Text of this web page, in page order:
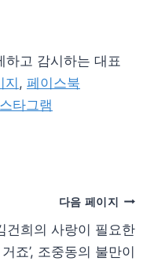
하고 감시하는 대표
지 , 페이스북
타그램
다음 페이지
건희의 사랑이 필요한
거죠’, 조중동의 불만이